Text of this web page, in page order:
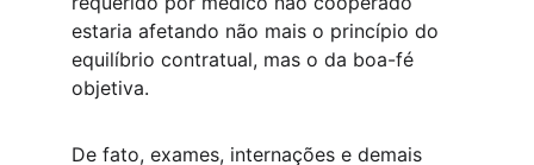
estaria afetando não mais o princípio do
equilíbrio contratual, mas o da boa-fé
objetiva.
De fato, exames, internações e demais